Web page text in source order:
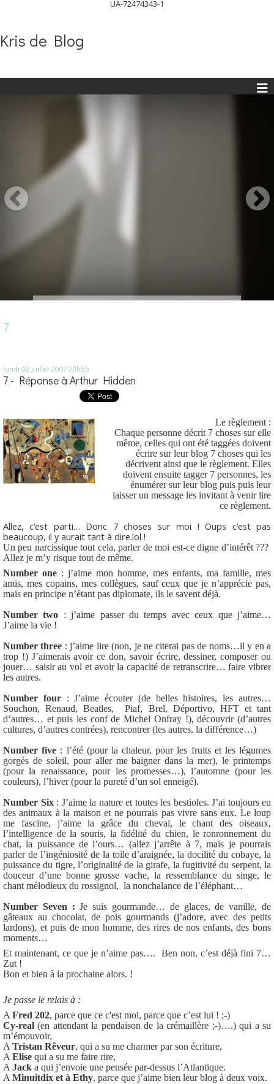
UA-72474343-1
Kris de Blog
7
lundi 02 juillet 200723h55
7 - Réponse à Arthur Hidden
Le règlement :
Chaque personne décrit 7 choses sur elle
même, celles qui ont été taggées doivent
écrire sur leur blog 7 choses qui les
décrivent ainsi que le règlement. Elles
doivent ensuite tagger 7 personnes, les
énumérer sur leur blog puis puis leur
laisser un message les invitant à venir lire
ce règlement.
Allez, c’est parti… Donc 7 choses sur moi ! Oups c’est pas
beaucoup, il y aurait tant à dire.lol !
Un peu narcissique tout cela, parler de moi est-ce digne d’intérêt ???
Allez je m’y risque tout de même.
Number one : j’aime mon homme, mes enfants, ma famille, mes
amis, mes copains, mes collègues, sauf ceux que je n’apprécie pas,
mais en principe n’étant pas diplomate, ils le savent déjà.
Number two : j’aime passer du temps avec ceux que j’aime…
J’aime la vie !
Number three : j’aime lire (non, je ne citerai pas de noms…il y en a
trop !) J’aimerais avoir ce don, savoir écrire, dessiner, composer ou
jouer… saisir au vol et avoir la capacité de retranscrire… faire vibrer
les autres.
Number four: J’aime écouter (de belles histoires, les autres…
Souchon, Renaud, Beatles,
Piaf, Brel, Déportivo, HFT et tant
d’autres… et puis les conf de Michel Onfray !), découvrir (d’autres
cultures, d’autres contrées), rencontrer (les autres, la différence…)
Number five : l’été (pour la chaleur, pour les fruits et les légumes
gorgés de soleil, pour aller me baigner dans la mer), le printemps
(pour la renaissance, pour les promesses…), l’automne (pour les
couleurs), l’hiver (pour la pureté d’un sol enneigé).
Number Six: J’aime la nature et toutes les bestioles. J’ai toujours eu
des animaux à la maison et ne pourrais pas vivre sans eux. Le loup
me fascine, j’aime la grâce du cheval, le chant des oiseaux,
l’intelligence de la souris, la fidélité du chien, le ronronnement du
chat, la puissance de l’ours… (allez j’arrête à 7, mais je pourrais
parler de l’ingéniosité de la toile d’araignée, la docilité du cobaye, la
puissance du tigre, l’originalité de la girafe, la fugitivité du serpent, la
douceur d’une bonne grosse vache, la ressemblance du singe, le
chant mélodieux du rossignol, la nonchalance de l’éléphant…
Number Seven : Je suis gourmande… de glaces, de vanille, de
gâteaux au chocolat, de pois gourmands (j’adore, avec des petits
lardons), et puis de mon homme, des rires de nos enfants, des bons
moments…
Et maintenant, ce que je n’aime pas….
Ben non, c’est déjà fini 7…
Zut !
Bon et bien à la prochaine alors. !
Je passe le relais à :
AFred 202, parce que ce c'est moi, parce que c’est lui ! ;-)
Cy-real (en attendant la pendaison de la crémaillère ;-)….) qui a su
m’émouvoir,
ATristan Rêveur, qui a su me charmer par son écriture,
AElise qui a su me faire rire,
AJack a qui j’envoie une pensée par-dessus l’Atlantique.
AMinuitdix et à Ethy, parce que j’aime bien leur blog à deux voix.